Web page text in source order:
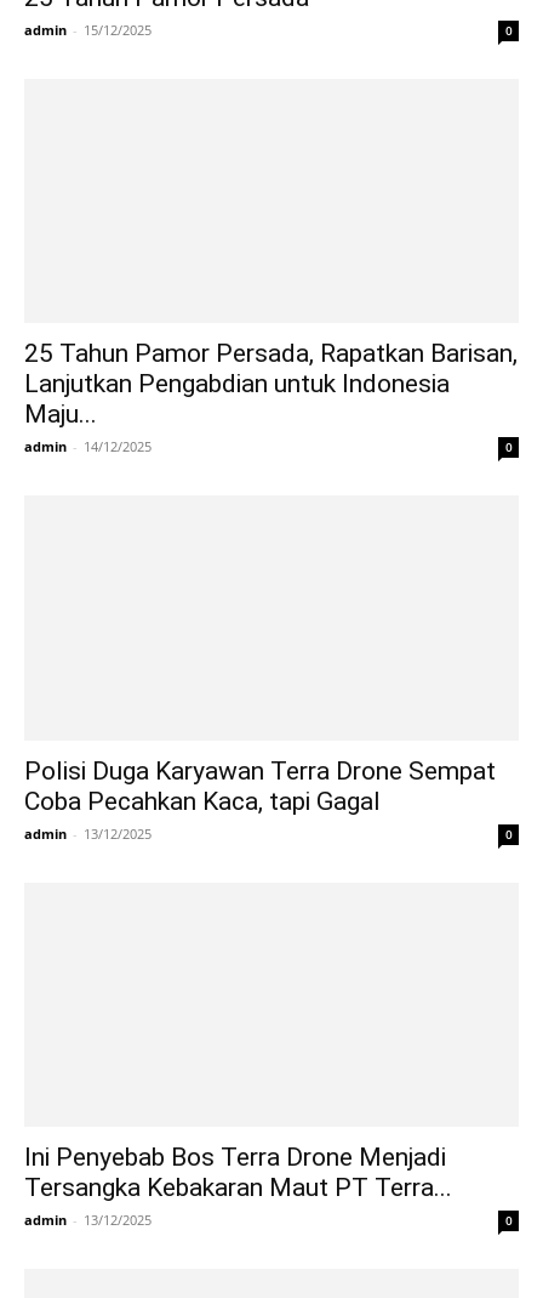
admin - 15/12/2025 0
25 Tahun Pamor Persada, Rapatkan Barisan,
Lanjutkan Pengabdian untuk Indonesia
Maju...
admin - 14/12/2025 0
Polisi Duga Karyawan Terra Drone Sempat
Coba Pecahkan Kaca, tapi Gagal
admin - 13/12/2025 0
Ini Penyebab Bos Terra Drone Menjadi
Tersangka Kebakaran Maut PT Terra...
admin - 13/12/2025 0